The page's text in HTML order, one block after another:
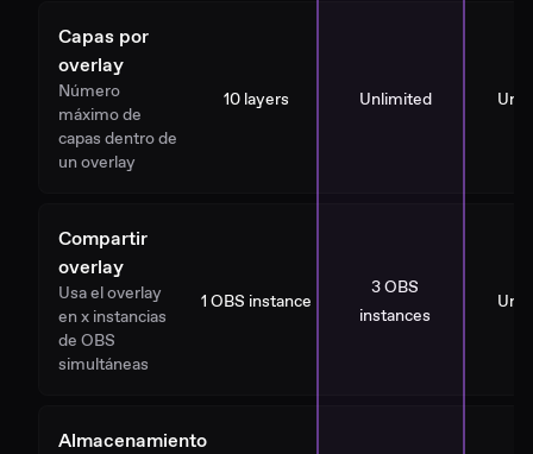
Capas por
overlay
Número
máximo de
capas dentro de
un overlay
10 layers Unlimited
Compartir
overlay
Usa el overlay
en x instancias
de OBS
simultáneas
1 OBS instance
3 OBS
instances
Almacenamiento